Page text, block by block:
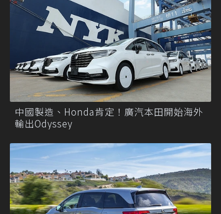
中國製造、Honda肯定！廣汽本田開始海外
輸出Odyssey